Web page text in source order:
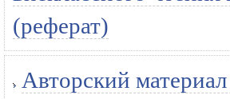
(реферат)
Авторский